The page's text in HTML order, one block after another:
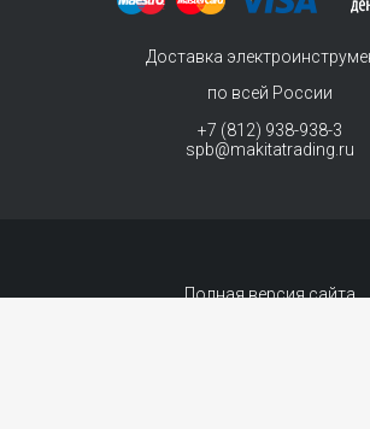
Доставка
по всей России
+7 (812) 938-938-3
spb@makitatrading.ru
Полная версия сайта